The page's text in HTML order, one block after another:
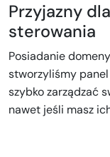
Przyjazny
sterowania
Posiadanie
stworzyliśmy panel
szybko zarządzać
nawet jeśli masz